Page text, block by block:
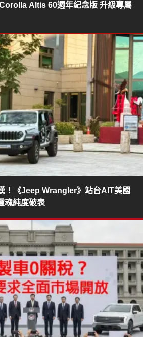
Altis 60週年紀念版 升級專屬
！《Jeep Wrangler》站台AIT美國
魂純度破表